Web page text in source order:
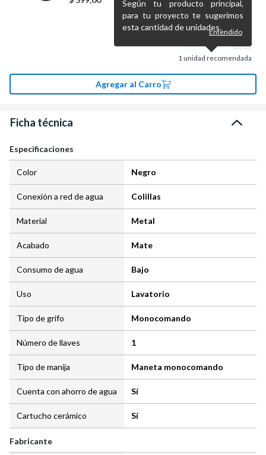
1unidad recomendada
Según tu producto principal,
para tu proyecto te sugerimos
esta cantidad de unidades.Entendido
Agregar al Carro
Ficha técnica
Especificaciones
Color Negro
Conexión a red de agua Colillas
Material Metal
Acabado Mate
Consumo de agua Bajo
Uso Lavatorio
Tipo de grifo Monocomando
Número de llaves 1
Tipo de manija Maneta monocomando
Cuenta con ahorro de agua Sí
Cartucho cerámico Sí
Fabricante